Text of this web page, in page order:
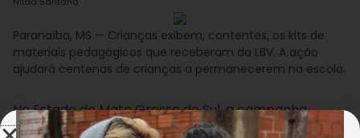
Paranaíba, MS — Crianças exibem, contentes, os kits de
materiais pedagógicos que receberam da LBV. A ação
ajudará centenas de crianças a permanecerem na escola.
No Estado do Mato Grosso do Sul, a campanha
beneficiará as cidades de Campo Grande,